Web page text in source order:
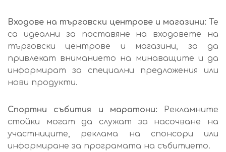
Входове на търговски центрове и магазини:
Те
са идеални за поставяне на входовете на
търговски центрове и магазини, за да
привлекат вниманието на минаващите и да
информират за специални предложения или
нови продукти.
Спортни събития и маратони: Рекламните
стойки могат да служат за насочване на
участниците, реклама на спонсори или
информиране за програмата на събитието.